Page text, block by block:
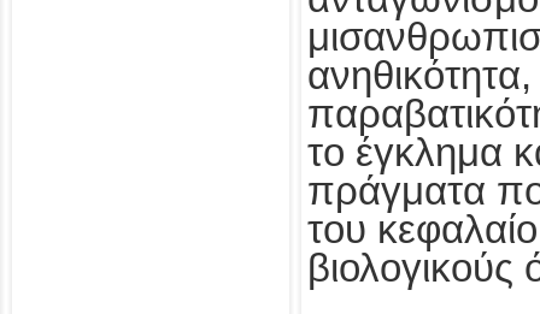
ανηθικότητα,
το έγκλημα
πράγματα
του
βιολογικούς